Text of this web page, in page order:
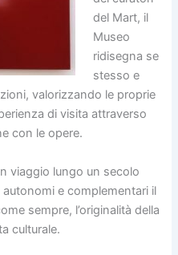
del Mart, il
Museo
ridisegna se
stesso e
valorizzando le proprie
di visita attraverso
con le opere.
viaggio lungo un secolo
e complementari il
sempre, l’originalità della
culturale.